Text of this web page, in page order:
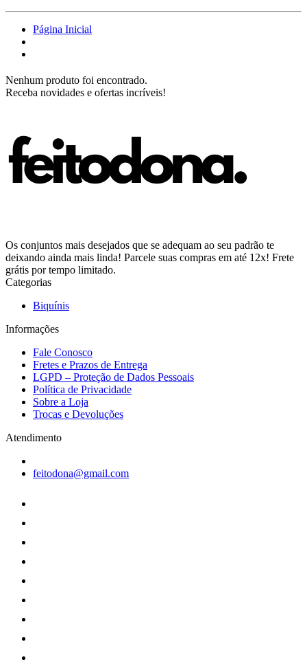
Página Inicial
Nenhum produto foi encontrado.
Receba novidades e ofertas incríveis!
Os conjuntos mais desejados que se adequam ao seu padrão te
deixando ainda mais linda! Parcele suas compras em até 12x! Frete
grátis por tempo limitado.
Categorias
Biquínis
Informações
Fale Conosco
Fretes e Prazos de Entrega
LGPD – Proteção de Dados Pessoais
Política de Privacidade
Sobre a Loja
Trocas e Devoluções
Atendimento
feitodona@gmail.com